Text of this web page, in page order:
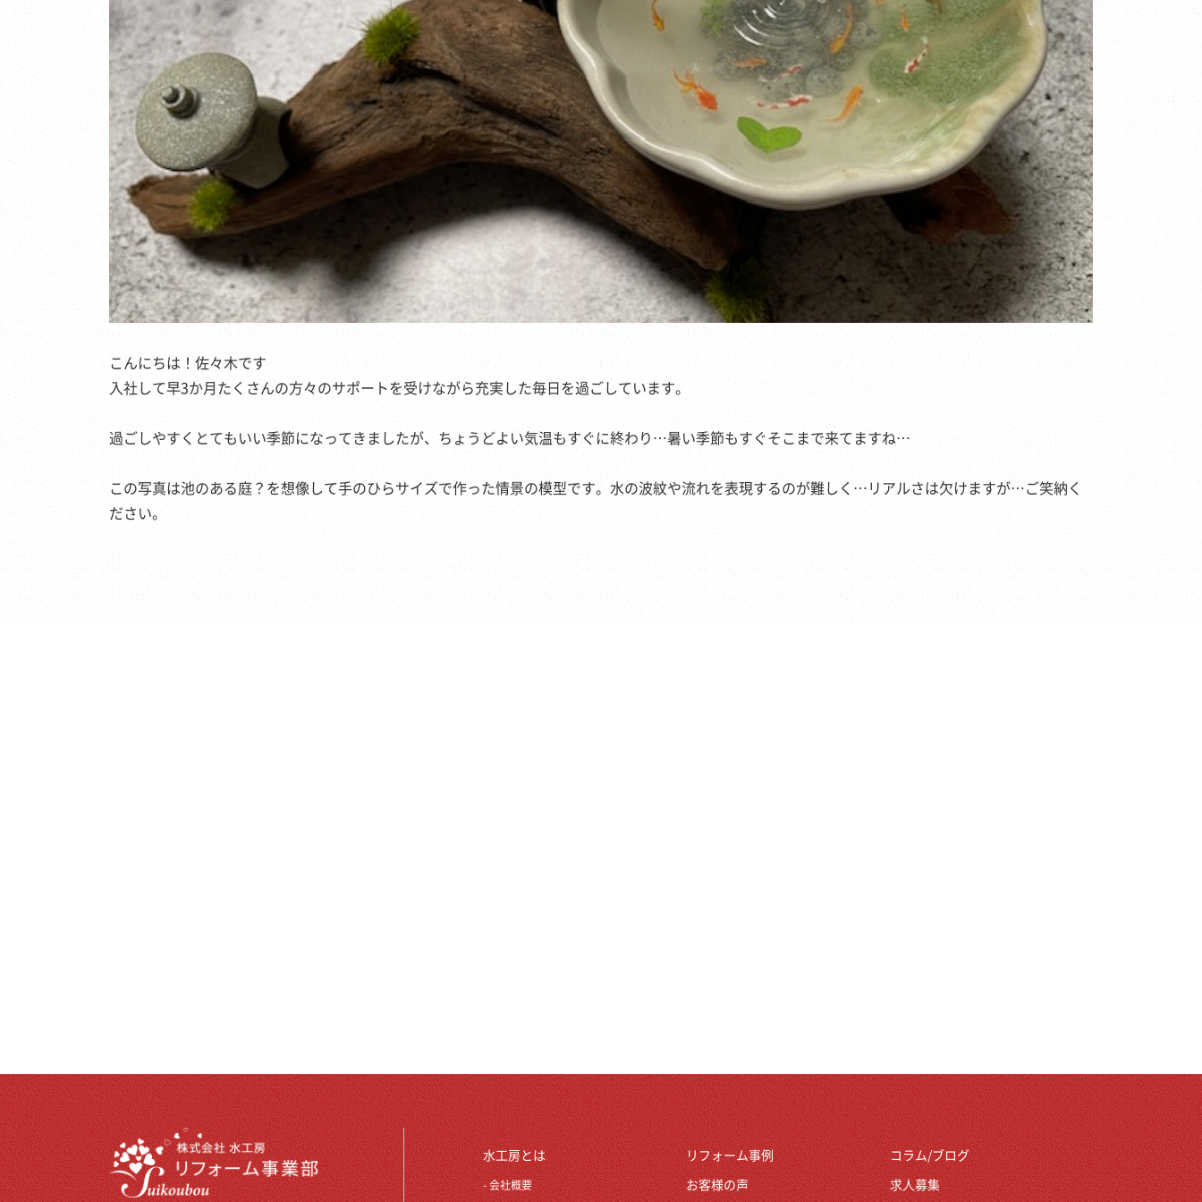
こんにちは！佐々木です
入社して早3か月たくさんの方々のサポートを受けながら充実した毎日を過ごしています。
過ごしやすくとてもいい季節になってきましたが、ちょうどよい気温もすぐに終わり…暑い季節もすぐそこまで来てますね…
この写真は池のある庭？を想像して手のひらサイズで作った情景の模型です。水の波紋や流れを表現するのが難しく…リアルさは欠けますが…ご笑納く
ださい。
水工房とは
会社概要
リフォーム事例
お客様の声
コラム/ブログ
求人募集